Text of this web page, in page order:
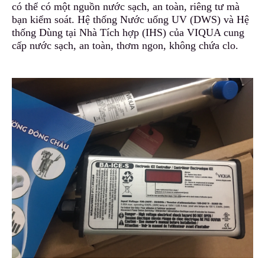
có thể có một nguồn nước sạch, an toàn, riêng tư mà
bạn kiểm soát. Hệ thống Nước uống UV (DWS) và Hệ
thống Dùng tại Nhà Tích hợp (IHS) của VIQUA cung
cấp nước sạch, an toàn, thơm ngon, không chứa clo.